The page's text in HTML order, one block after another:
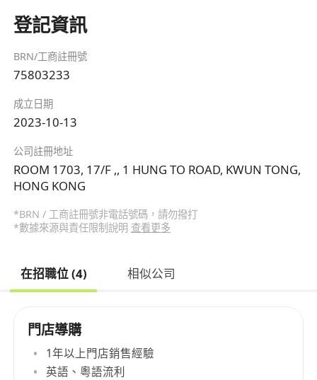
登記資訊
BRN/工商註冊號
75803233
成立日期
2023-10-13
公司註冊地址
ROOM 1703, 17/F ,, 1 HUNG TO ROAD, KWUN TONG,
HONG KONG
*BRN / 工商註冊號非電話號碼，請勿撥打
*數據來源與責任限制說明 查看更多
在招職位 (4) 相似公司
門店導購
1年以上門店銷售經驗
英語、粵語流利